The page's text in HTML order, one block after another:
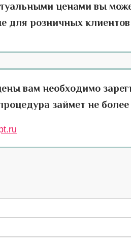
ценами вы
для розничных
вам необходимо
займет не